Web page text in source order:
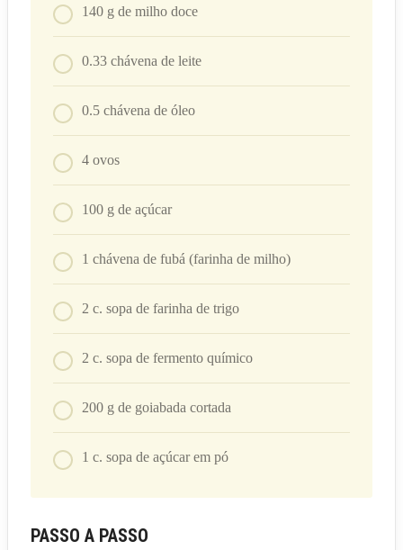
140 g de milho doce
0.33 chávena de leite
0.5 chávena de óleo
4 ovos
100 g de açúcar
1 chávena de fubá (farinha de milho)
2 c. sopa de farinha de trigo
2 c. sopa de fermento químico
200 g de goiabada cortada
1 c. sopa de açúcar em pó
PASSO A PASSO